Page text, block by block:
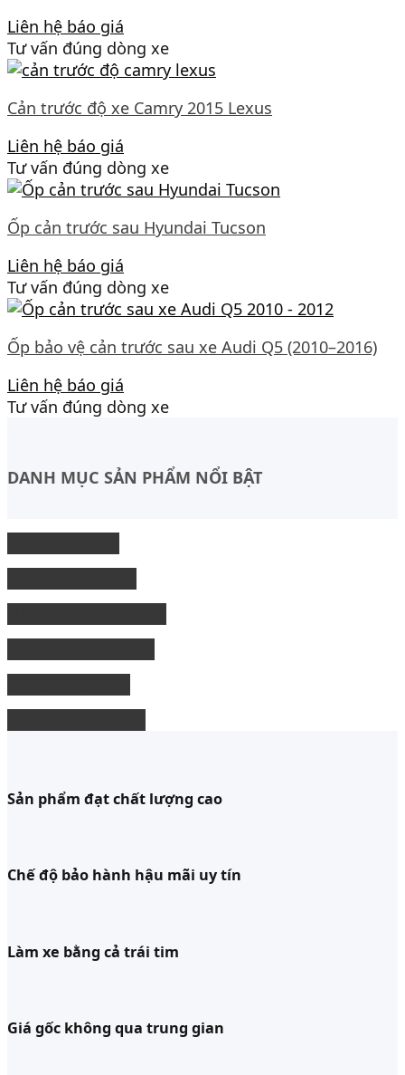
Liên hệ báo giá
Tư vấn đúng dòng xe
Cản trước độ xe Camry 2015 Lexus
Liên hệ báo giá
Tư vấn đúng dòng xe
Ốp cản trước sau Hyundai Tucson
Liên hệ báo giá
Tư vấn đúng dòng xe
Ốp bảo vệ cản trước sau xe Audi Q5 (2010–2016)
Liên hệ báo giá
Tư vấn đúng dòng xe
DANH MỤC SẢN PHẨM NỔI BẬT
Sản phẩm đạt chất lượng cao
Chế độ bảo hành hậu mãi uy tín
Làm xe bằng cả trái tim
Giá gốc không qua trung gian